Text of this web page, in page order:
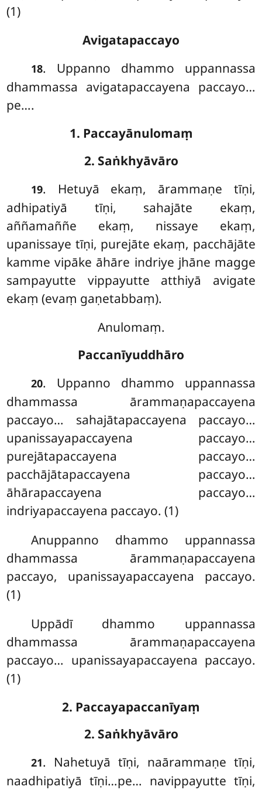
(1)
Avigatapaccayo
18. Uppanno dhammo uppannassa
dhammassa avigatapaccayena paccayo…
pe….
1. Paccayānulomaṃ
2. Saṅkhyāvāro
19. Hetuyā ekaṃ, ārammaṇe tīṇi,
adhipatiyā tīṇi, sahajāte ekaṃ,
aññamaññe ekaṃ, nissaye ekaṃ,
upanissaye tīṇi, purejāte ekaṃ, pacchājāte
kamme vipāke āhāre indriye jhāne magge
sampayutte vippayutte atthiyā avigate
ekaṃ (evaṃ gaṇetabbaṃ).
Anulomaṃ.
Paccanīyuddhāro
20. Uppanno dhammo uppannassa
dhammassa ārammaṇapaccayena
paccayo… sahajātapaccayena paccayo…
upanissayapaccayena paccayo…
purejātapaccayena paccayo…
pacchājātapaccayena paccayo…
āhārapaccayena paccayo…
indriyapaccayena paccayo. (1)
Anuppanno dhammo uppannassa
dhammassa ārammaṇapaccayena
paccayo, upanissayapaccayena paccayo.
(1)
Uppādī dhammo uppannassa
dhammassa ārammaṇapaccayena
paccayo… upanissayapaccayena paccayo.
(1)
2. Paccayapaccanīyaṃ
2. Saṅkhyāvāro
21. Nahetuyā tīṇi, naārammaṇe tīṇi,
naadhipatiyā tīṇi…pe… navippayutte tīṇi,